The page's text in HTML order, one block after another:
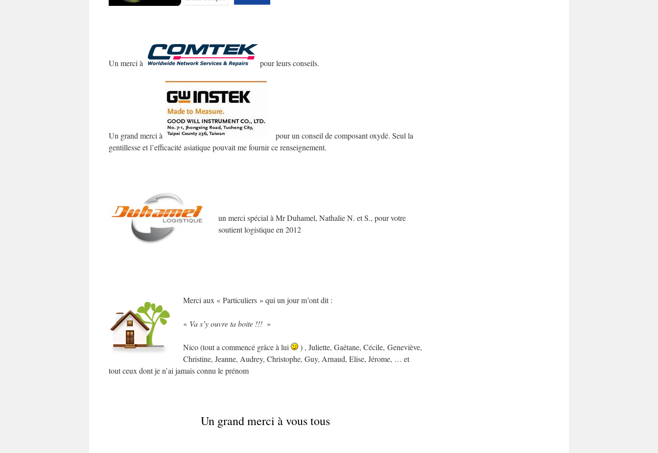
Un merci à pour leurs conseils.
Un grand merci à
pour un conseil de composant oxydé. Seul la
gentillesse et l’efficacité asiatique pouvait me fournir ce renseignement.
un merci spécial à Mr Duhamel, Nathalie N. et S., pour votre
soutient logistique en 2012
Merci aux « Particuliers » qui un jour m’ont dit :
« Va s’y ouvre ta boite !!! »
Nico (tout a commencé grâce à lui
) , Juliette, Gaëtane, Cécile, Geneviève,
Christine, Jeanne, Audrey, Christophe, Guy, Arnaud, Elise, Jérome, … et
tout ceux dont je n’ai jamais connu le prénom
Un grand merci à vous tous